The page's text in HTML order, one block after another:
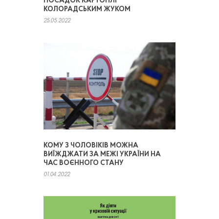
КОЛОРАДСЬКИМ ЖУКОМ
25.05.2022
КОМУ З ЧОЛОВІКІВ МОЖНА
ВИЇЖДЖАТИ ЗА МЕЖІ УКРАЇНИ НА
ЧАС ВОЄННОГО СТАНУ
01.04.2022